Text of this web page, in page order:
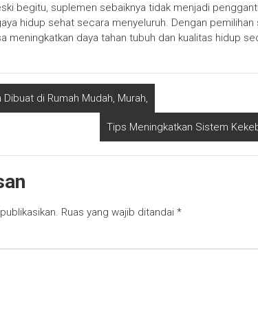
begitu, suplemen sebaiknya tidak menjadi
hidup sehat secara menyeluruh. Dengan
meningkatkan daya tahan tubuh dan kualitas hidup
di Rumah Mudah, Murah,
Tips Meningkatkan Sistem
Ruas yang wajib ditandai *